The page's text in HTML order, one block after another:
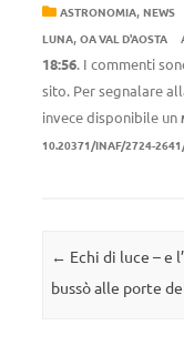
ASTRONOMIA, NEWS
LUNA, OA VAL D'AOSTA
18:56. I commenti
sito. Per segnalare
invece disponibile un
10.20371/INAF/2724-
Navigazione
← Echi di luce – e
bussò alle porte